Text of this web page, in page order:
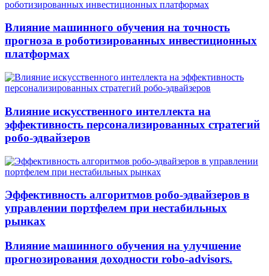
Влияние машинного обучения на точность
прогноза в роботизированных инвестиционных
платформах
Влияние искусственного интеллекта на
эффективность персонализированных стратегий
робо-эдвайзеров
Эффективность алгоритмов робо-эдвайзеров в
управлении портфелем при нестабильных
рынках
Влияние машинного обучения на улучшение
прогнозирования доходности robo-advisors.